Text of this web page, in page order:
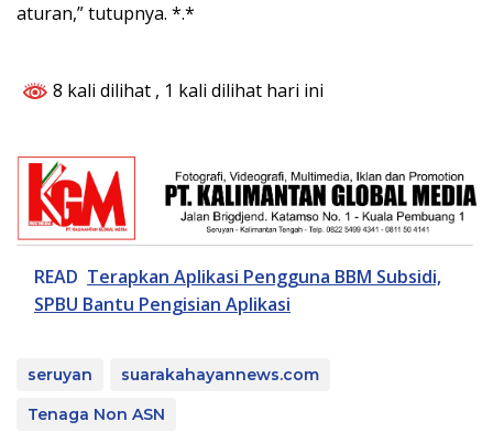
aturan,” tutupnya. *.*
8 kali dilihat , 1 kali dilihat hari ini
READ Terapkan Aplikasi Pengguna BBM Subsidi,
SPBU Bantu Pengisian Aplikasi
seruyan
suarakahayannews.com
Tenaga Non ASN